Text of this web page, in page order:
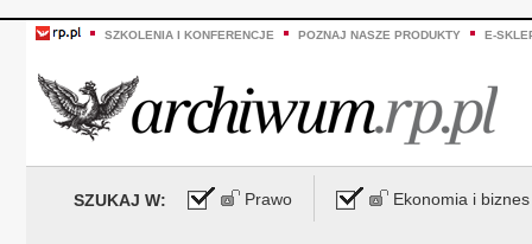
SZKOLENIA I KONFERENCJE POZNAJ NASZE PRODUKTY E-
SZUKAJ W: Prawo Ekonomia i biznes